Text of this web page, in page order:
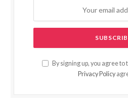
By signing up, you agree
Privacy Policy